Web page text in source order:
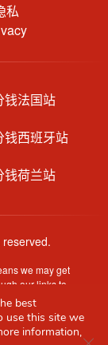
私
钱法国站
钱西班牙站
钱荷兰站
we may get
our links to
Some
is provided for
without prior
best
use this site we
information,